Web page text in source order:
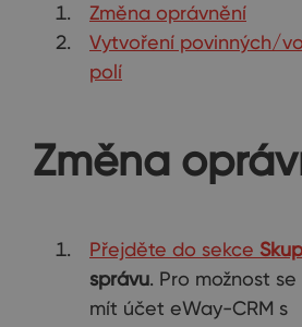
Změna oprávnění
Vytvoření povinných/
polí
Změna
Přejděte do sekce
správu. Pro možnost
mít účet eWay-CRM s